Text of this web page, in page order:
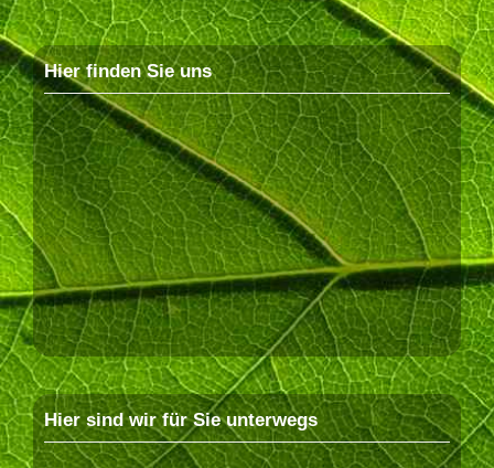
Hier finden Sie uns
Hier sind wir für Sie unterwegs